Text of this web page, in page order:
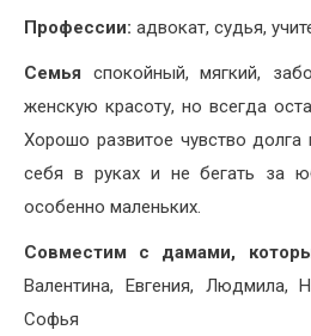
Профессии: адвокат, судья,
Семья спокойный, мягкий,
женскую красоту, но всегда
Хорошо развитое чувство
себя в руках и не бегать за
особенно маленьких.
Совместим с дамами,
Валентина, Евгения, Людмила,
Софья